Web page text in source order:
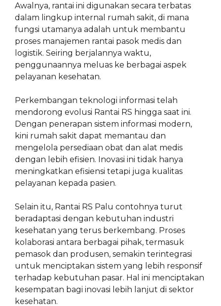
Awalnya, rantai ini digunakan secara terbatas
dalam lingkup internal rumah sakit, di mana
fungsi utamanya adalah untuk membantu
proses manajemen rantai pasok medis dan
logistik. Seiring berjalannya waktu,
penggunaannya meluas ke berbagai aspek
pelayanan kesehatan.
Perkembangan teknologi informasi telah
mendorong evolusi Rantai RS hingga saat ini.
Dengan penerapan sistem informasi modern,
kini rumah sakit dapat memantau dan
mengelola persediaan obat dan alat medis
dengan lebih efisien. Inovasi ini tidak hanya
meningkatkan efisiensi tetapi juga kualitas
pelayanan kepada pasien.
Selain itu, Rantai RS Palu contohnya turut
beradaptasi dengan kebutuhan industri
kesehatan yang terus berkembang. Proses
kolaborasi antara berbagai pihak, termasuk
pemasok dan produsen, semakin terintegrasi
untuk menciptakan sistem yang lebih responsif
terhadap kebutuhan pasar. Hal ini menciptakan
kesempatan bagi inovasi lebih lanjut di sektor
kesehatan.